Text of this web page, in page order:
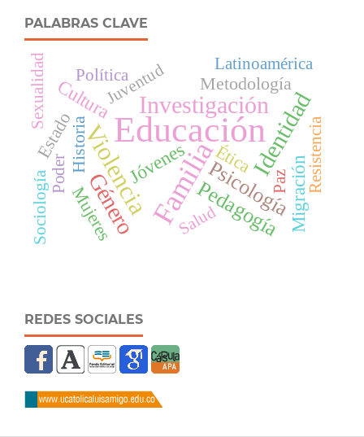
PALABRAS CLAVE
Educación
Familia
Violencia
InvestigaciónIdentidad
Género Pedagogía
Psicología
Cultura
Migración
Jóvenes Ética
Metodología
Mujeres
Historia
Estado
Juventud
Poder
Latinoamérica
Salud
Resistencia
Política
Paz
Sexualidad
Sociología
REDES SOCIALES